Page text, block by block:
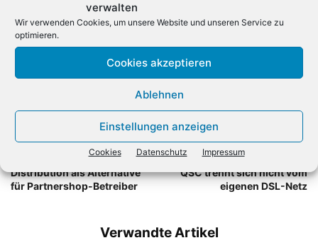
verwalten
Wir verwenden Cookies, um unsere Website und unseren Service zu
optimieren.
Cookies akzeptieren
Ablehnen
Einstellungen anzeigen
Cookies Datenschutz Impressum
Finanzierungsrunde brachte Helpling seinen Service in
rund 200 Städte. (dpa)
Distribution als Alternative
für Partnershop-Betreiber
Nächster Artikel
QSC trennt sich nicht vom
eigenen DSL-Netz
Verwandte Artikel